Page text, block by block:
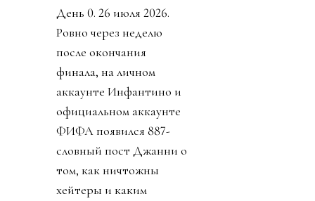
День 0. 26 июля 2026.
Ровно через неделю
после окончания
финала, на личном
аккаунте Инфантино и
официальном аккаунте
ФИФА появился 887-
словный пост Джанни о
том, как ничтожны
хейтеры и каким